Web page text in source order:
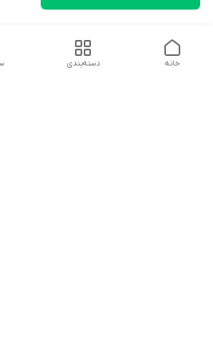
دسته‌بندی خانه